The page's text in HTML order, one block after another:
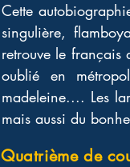
Cette
singulière,
retrouve le français
oublié en
madeleine.... Les
mais aussi du
Quatrième de